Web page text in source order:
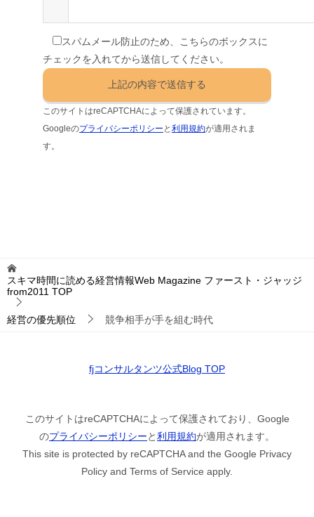
スパムメール防止のため、こちらのボックスに
チェックを入れてから送信してください。
このサイトはreCAPTCHAによって保護されています。
Googleのプライバシーポリシー と利用規約が適用されま
す。
スキマ時間に読める経営情報Web Magazine ファースト・ジャッジ
from2011 TOP
経営の優先順位 競争相手が手を組む時代
fjコンサルタンツ公式Blog TOP
このサイトはreCAPTCHAによって保護されており、Google
のプライバシーポリシーと利用規約が適用されます。
This site is protected by reCAPTCHA and the Google Privacy
Policy and Terms of Service apply.